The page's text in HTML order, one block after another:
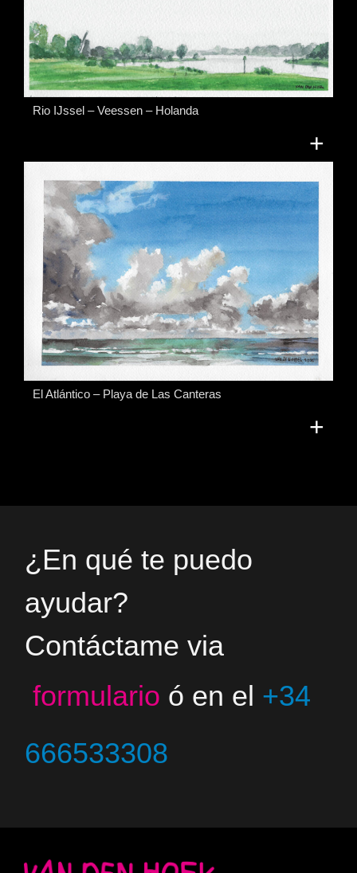
Rio IJssel – Veessen – Holanda
+
El Atlántico – Playa de Las Canteras
+
¿En qué te puedo
ayudar?
Contáctame via
formulario ó en el +34
666533308